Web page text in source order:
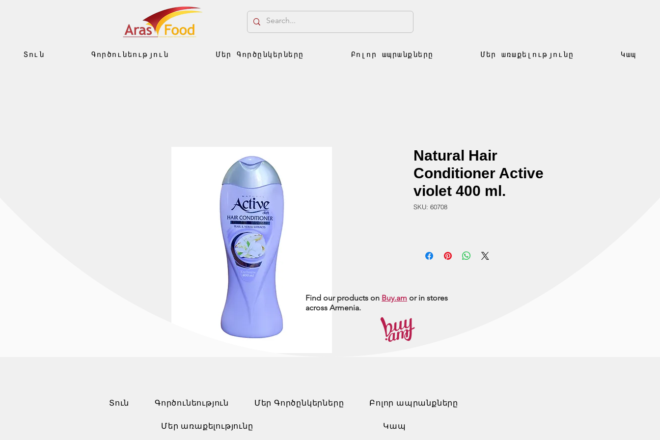
Տուն Գործունեություն Մեր Գործընկերները Բոլոր ապրանքները Մեր առաքելությունը Կապ
Natural Hair
Conditioner Active
violet 400 ml.
SKU: 60708
Find our products on Buy.am or in stores
across Armenia.
Տուն Գործունեություն Մեր Գործընկերները Բոլոր ապրանքները
Մեր առաքելությունը Կապ